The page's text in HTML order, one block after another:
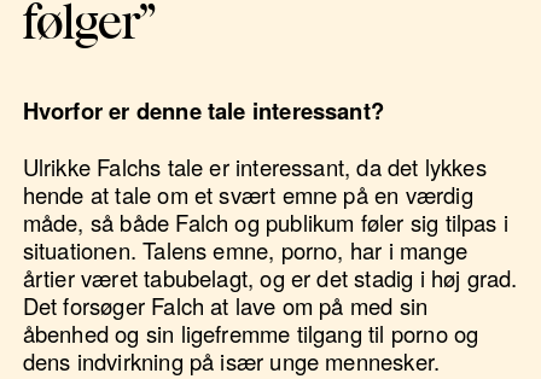
følger”
Hvorfor er denne tale interessant?
Ulrikke Falchs tale er interessant, da det lykkes
hende at tale om et svært emne på en værdig
måde, så både Falch og publikum føler sig tilpas i
situationen. Talens emne, porno, har i mange
årtier været tabubelagt, og er det stadig i høj grad.
Det forsøger Falch at lave om på med sin
åbenhed og sin ligefremme tilgang til porno og
dens indvirkning på især unge mennesker.